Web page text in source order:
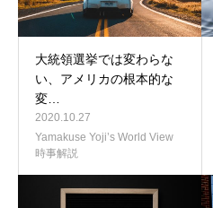
大統領選挙では変わらな
い、アメリカの根本的な
変…
2020.10.27
Yamakuse Yoji’s World View
時事解説